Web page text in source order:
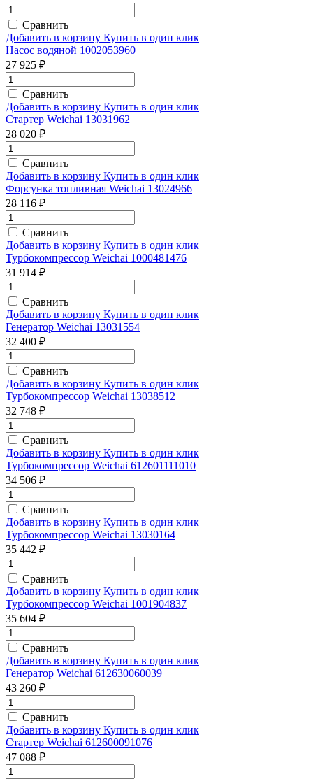
Сравнить
Добавить в корзину Купить в один клик
Насос водяной 1002053960
27 925 ₽
Сравнить
Добавить в корзину Купить в один клик
Стартер Weichai 13031962
28 020 ₽
Сравнить
Добавить в корзину Купить в один клик
Форсунка топливная Weichai 13024966
28 116 ₽
Сравнить
Добавить в корзину Купить в один клик
Турбокомпрессор Weichai 1000481476
31 914 ₽
Сравнить
Добавить в корзину Купить в один клик
Генератор Weichai 13031554
32 400 ₽
Сравнить
Добавить в корзину Купить в один клик
Турбокомпрессор Weichai 13038512
32 748 ₽
Сравнить
Добавить в корзину Купить в один клик
Турбокомпрессор Weichai 612601111010
34 506 ₽
Сравнить
Добавить в корзину Купить в один клик
Турбокомпрессор Weichai 13030164
35 442 ₽
Сравнить
Добавить в корзину Купить в один клик
Турбокомпрессор Weichai 1001904837
35 604 ₽
Сравнить
Добавить в корзину Купить в один клик
Генератор Weichai 612630060039
43 260 ₽
Сравнить
Добавить в корзину Купить в один клик
Стартер Weichai 612600091076
47 088 ₽